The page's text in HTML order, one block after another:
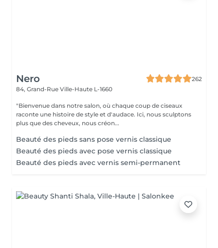
Nero
262
84, Grand-Rue Ville-Haute L-1660
"Bienvenue dans notre salon, où chaque coup de ciseaux
raconte une histoire de style et d'audace. Ici, nous sculptons
plus que des cheveux, nous créon...
Beauté des pieds sans pose vernis classique
Beauté des pieds avec pose vernis classique
Beauté des pieds avec vernis semi-permanent